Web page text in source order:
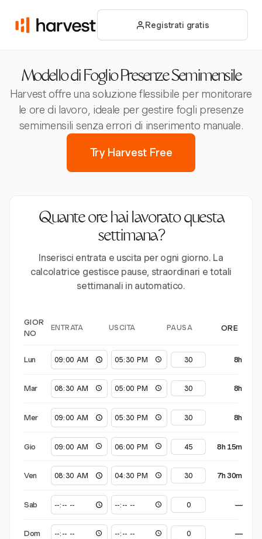
Registrati gratis
Modello di Foglio Presenze Semimensile
Harvest offre una soluzione flessibile per monitorare
le ore di lavoro, ideale per gestire fogli presenze
semimensili senza errori di inserimento manuale.
Try Harvest Free
Quante ore hai lavorato questa
settimana?
Inserisci entrata e uscita per ogni giorno. La
calcolatrice gestisce pause, straordinari e totali
settimanali in automatico.
GIOR
NO
ENTRATA USCITA PAUSA ORE
Lun 8h
Mar 8h
Mer 8h
Gio 8h 15m
Ven 7h 30m
Sab —
Dom —